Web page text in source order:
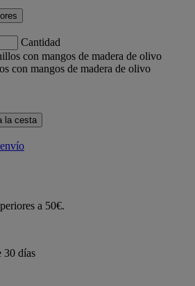
Cantidad
con mangos de madera de olivo
la cesta
a 50€.
30 días